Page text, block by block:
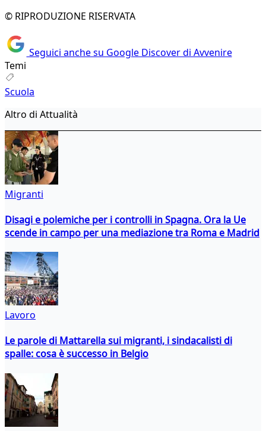
© RIPRODUZIONE RISERVATA
Seguici anche su Google Discover di Avvenire
Temi
Scuola
Altro di Attualità
Migranti
Disagi e polemiche per i controlli in Spagna. Ora la Ue
scende in campo per una mediazione tra Roma e Madrid
Lavoro
Le parole di Mattarella sui migranti, i sindacalisti di
spalle: cosa è successo in Belgio